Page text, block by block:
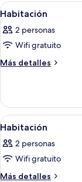
Abrir
todas
las
fotos
de
3
Habitación
2 personas
Wifi gratuito
Más detalles
Más
Abrir
todas
las
fotos
de
3
Habitación
2 personas
Wifi gratuito
Más detalles
Más